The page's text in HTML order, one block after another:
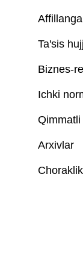
Ta'sis
Biznes-
Ichki
Arxivlar